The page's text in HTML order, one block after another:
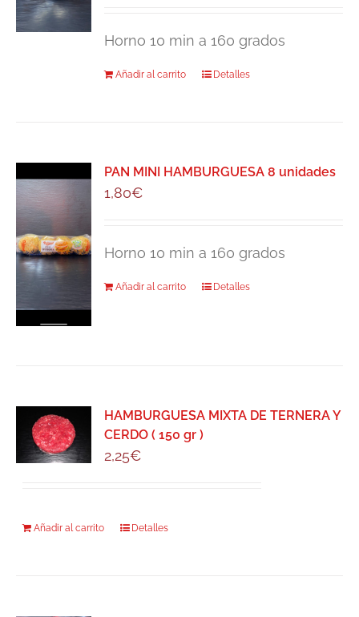
Horno 10 min a 160 grados
Añadir al carrito Detalles
PAN MINI HAMBURGUESA 8 unidades
1,80€
Horno 10 min a 160 grados
Añadir al carrito Detalles
HAMBURGUESA MIXTA DE TERNERA Y
CERDO ( 150 gr )
2,25€
Añadir al carrito Detalles